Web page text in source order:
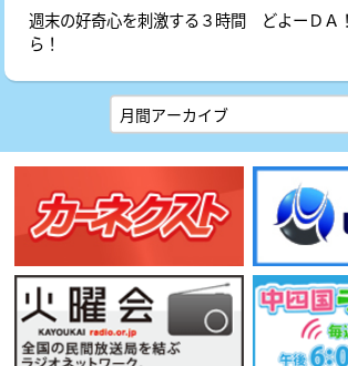
週末の好奇心を刺激する３時間 どよーＤ
ら！